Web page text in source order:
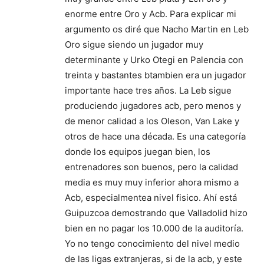
enorme entre Oro y Acb. Para explicar mi
argumento os diré que Nacho Martin en Leb
Oro sigue siendo un jugador muy
determinante y Urko Otegi en Palencia con
treinta y bastantes btambien era un jugador
importante hace tres años. La Leb sigue
produciendo jugadores acb, pero menos y
de menor calidad a los Oleson, Van Lake y
otros de hace una década. Es una categoría
donde los equipos juegan bien, los
entrenadores son buenos, pero la calidad
media es muy muy inferior ahora mismo a
Acb, especialmentea nivel fisico. Ahí está
Guipuzcoa demostrando que Valladolid hizo
bien en no pagar los 10.000 de la auditoría.
Yo no tengo conocimiento del nivel medio
de las ligas extranjeras, si de la acb, y este